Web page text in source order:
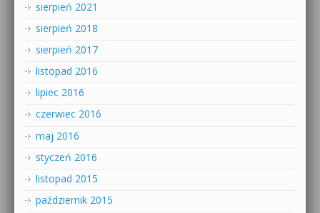
sierpień 2021
sierpień 2018
sierpień 2017
listopad 2016
lipiec 2016
czerwiec 2016
maj 2016
styczeń 2016
listopad 2015
październik 2015